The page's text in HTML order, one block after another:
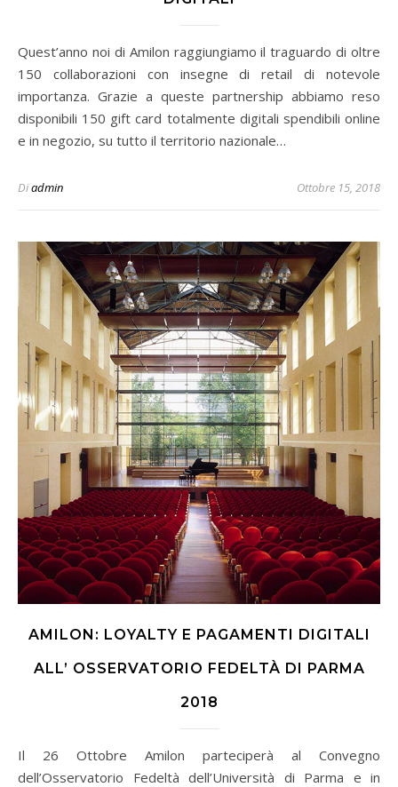
Quest’anno noi di Amilon raggiungiamo il traguardo di oltre
150 collaborazioni con insegne di retail di notevole
importanza. Grazie a queste partnership abbiamo reso
disponibili 150 gift card totalmente digitali spendibili online
e in negozio, su tutto il territorio nazionale…
Diadmin Ottobre 15, 2018
AMILON: LOYALTY E PAGAMENTI DIGITALI
ALL’ OSSERVATORIO FEDELTÀ DI PARMA
2018
Il 26 Ottobre Amilon parteciperà al Convegno
dell’Osservatorio Fedeltà dell’Università di Parma e in